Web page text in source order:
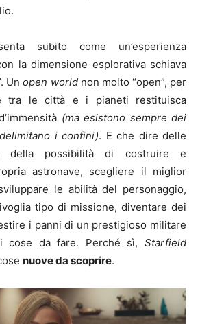
subito come un’esperienza
la dimensione esplorativa schiava
Unopen worldnon molto “open”, per
tra le città e i pianeti restituisca
(ma esistono sempre dei
i confini). E che dire delle
della possibilità di costruire e
astronave, scegliere il miglior
le abilità del personaggio,
tipo di missione, diventare dei
i panni di un prestigioso militare
cose da fare. Perché sì, Starfield
nuove da scoprire.